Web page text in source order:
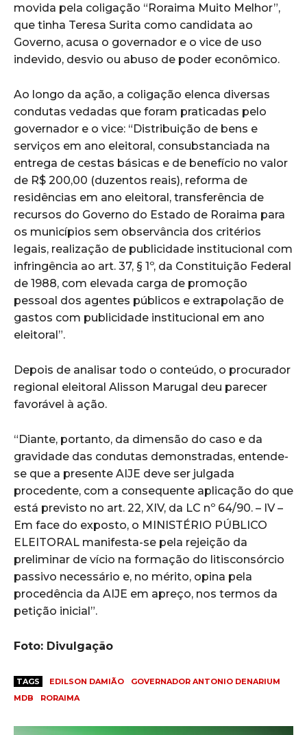
movida pela coligação “Roraima Muito Melhor”,
que tinha Teresa Surita como candidata ao
Governo, acusa o governador e o vice de uso
indevido, desvio ou abuso de poder econômico.
Ao longo da ação, a coligação elenca diversas
condutas vedadas que foram praticadas pelo
governador e o vice: “Distribuição de bens e
serviços em ano eleitoral, consubstanciada na
entrega de cestas básicas e de benefício no valor
de R$ 200,00 (duzentos reais), reforma de
residências em ano eleitoral, transferência de
recursos do Governo do Estado de Roraima para
os municípios sem observância dos critérios
legais, realização de publicidade institucional com
infringência ao art. 37, § 1º, da Constituição Federal
de 1988, com elevada carga de promoção
pessoal dos agentes públicos e extrapolação de
gastos com publicidade institucional em ano
eleitoral”.
Depois de analisar todo o conteúdo, o procurador
regional eleitoral Alisson Marugal deu parecer
favorável à ação.
“Diante, portanto, da dimensão do caso e da
gravidade das condutas demonstradas, entende-
se que a presente AIJE deve ser julgada
procedente, com a consequente aplicação do que
está previsto no art. 22, XIV, da LC nº 64/90. – IV –
Em face do exposto, o MINISTÉRIO PÚBLICO
ELEITORAL manifesta-se pela rejeição da
preliminar de vício na formação do litisconsórcio
passivo necessário e, no mérito, opina pela
procedência da AIJE em apreço, nos termos da
petição inicial”.
Foto: Divulgação
TAGS EDILSON DAMIÃO
GOVERNADOR ANTONIO DENARIUM
MDB
RORAIMA